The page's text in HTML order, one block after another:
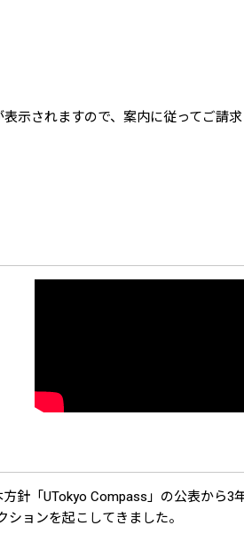
示されますので、案内に従ってご請
針「UTokyo Compass」の公表から3
ョンを起こしてきました。